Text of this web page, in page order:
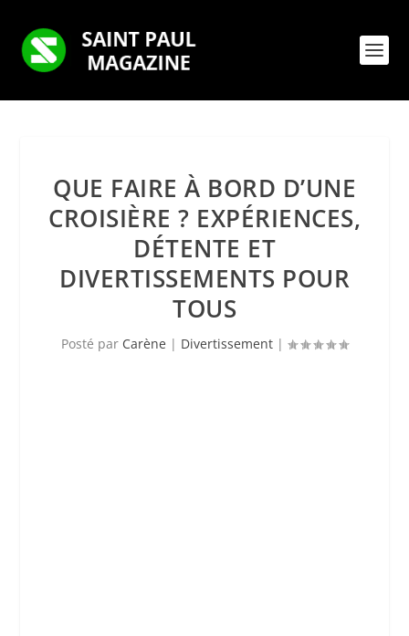
QUE FAIRE À BORD D’UNE
CROISIÈRE ? EXPÉRIENCES,
DÉTENTE ET
DIVERTISSEMENTS POUR
TOUS
Posté par Carène | Divertissement |